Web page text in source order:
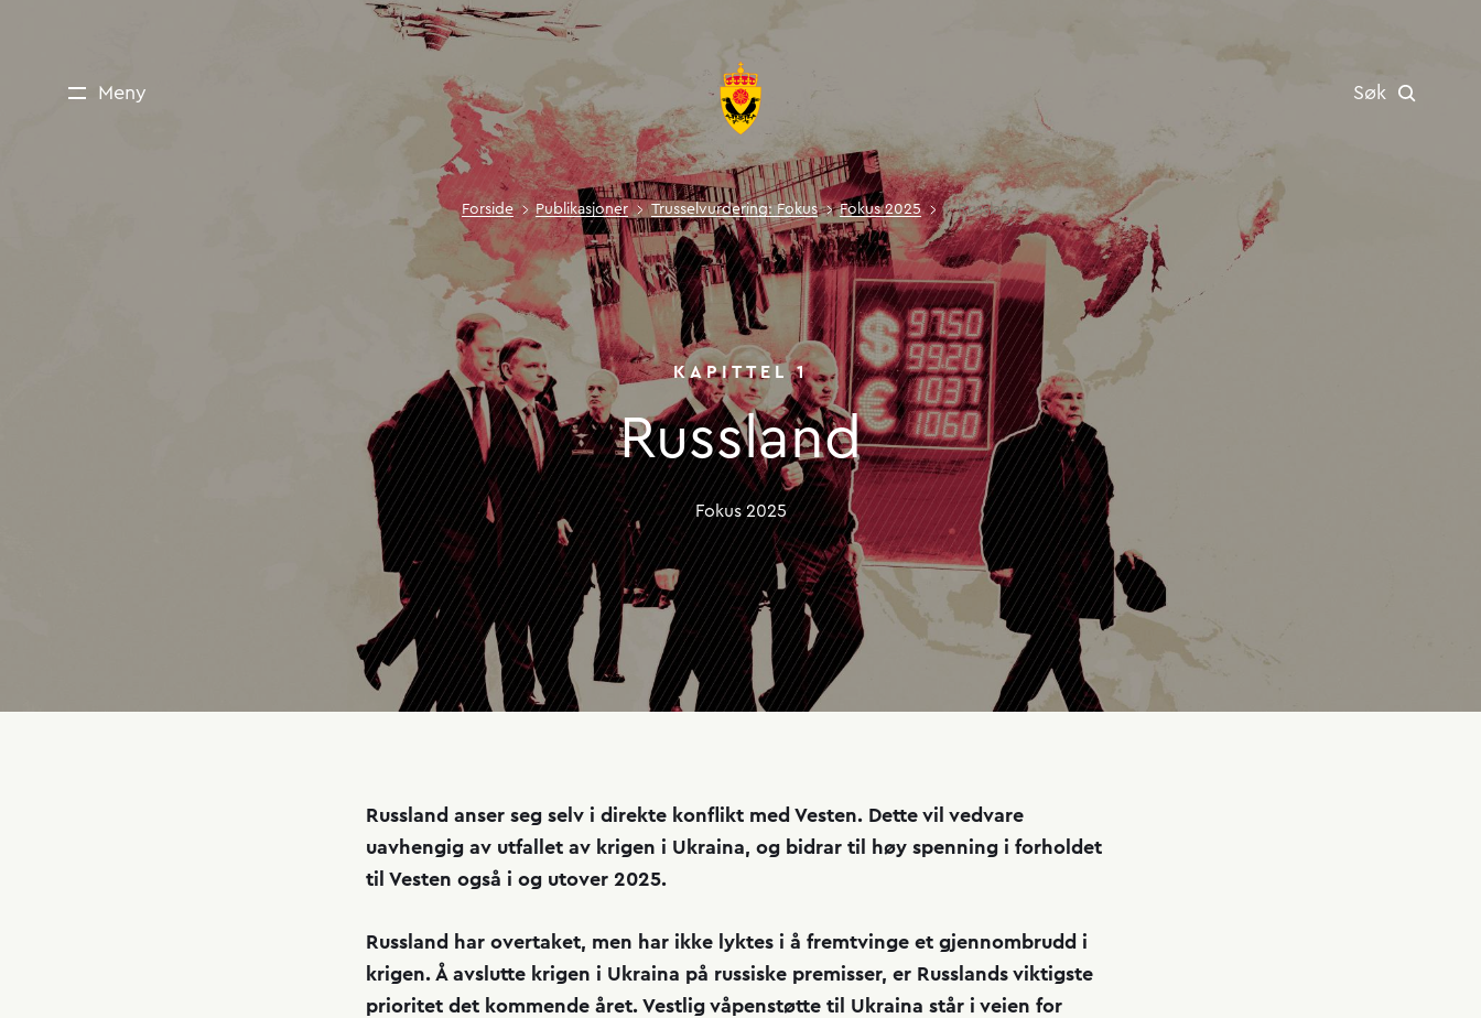
Meny Søk
Forside Publikasjoner Trusselvurdering: Fokus Fokus 2025 1. Russland
KAPITTEL 1
Russland
Fokus 2025
Russland
Russland anser seg selv i direkte konflikt med Vesten. Dette vil vedvare
uavhengig av utfallet av krigen i Ukraina, og bidrar til høy spenning i forholdet
til Vesten også i og utover 2025.
Russland har overtaket, men har ikke lyktes i å fremtvinge et gjennombrudd i
krigen. Å avslutte krigen i Ukraina på russiske premisser, er Russlands viktigste
prioritet det kommende året. Vestlig våpenstøtte til Ukraina står i veien for